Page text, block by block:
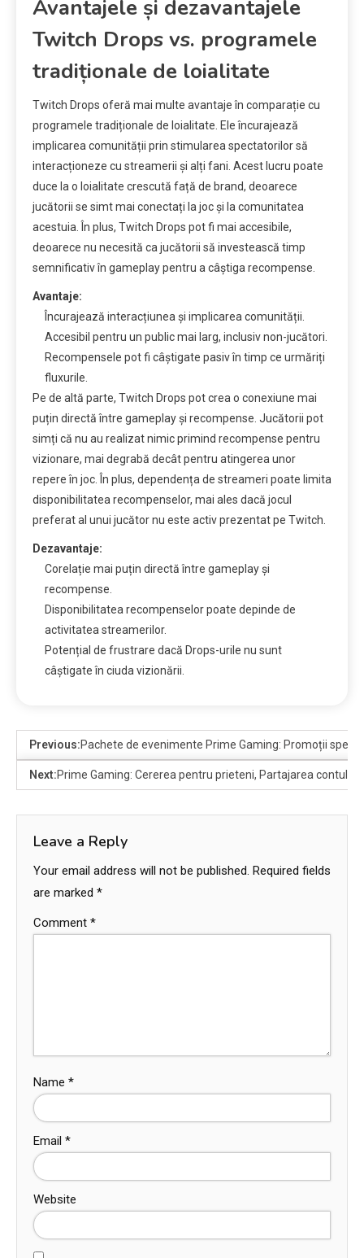
Avantajele și dezavantajele
Twitch Drops vs. programele
tradiționale de loialitate
Twitch Drops oferă mai multe avantaje în comparație cu
programele tradiționale de loialitate. Ele încurajează
implicarea comunității prin stimularea spectatorilor să
interacționeze cu streamerii și alți fani. Acest lucru poate
duce la o loialitate crescută față de brand, deoarece
jucătorii se simt mai conectați la joc și la comunitatea
acestuia. În plus, Twitch Drops pot fi mai accesibile,
deoarece nu necesită ca jucătorii să investească timp
semnificativ în gameplay pentru a câștiga recompense.
Avantaje:
Încurajează interacțiunea și implicarea comunității.
Accesibil pentru un public mai larg, inclusiv non-jucători.
Recompensele pot fi câștigate pasiv în timp ce urmăriți
fluxurile.
Pe de altă parte, Twitch Drops pot crea o conexiune mai
puțin directă între gameplay și recompense. Jucătorii pot
simți că nu au realizat nimic primind recompense pentru
vizionare, mai degrabă decât pentru atingerea unor
repere în joc. În plus, dependența de streameri poate limita
disponibilitatea recompenselor, mai ales dacă jocul
preferat al unui jucător nu este activ prezentat pe Twitch.
Dezavantaje:
Corelație mai puțin directă între gameplay și
recompense.
Disponibilitatea recompenselor poate depinde de
activitatea streamerilor.
Potențial de frustrare dacă Drops-urile nu sunt
câștigate în ciuda vizionării.
Previous:Pachete de evenimente Prime Gaming: Promoții
Next:Prime Gaming: Cererea pentru prieteni, Partajarea contului,
Leave a Reply
Your email address will not be published. Required fields
are marked *
Comment *
Name *
Email *
Website